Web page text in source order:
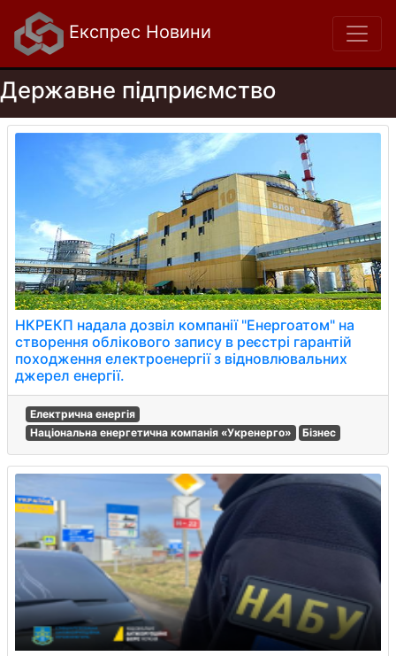
Експрес Новини
Державне підприємство
НКРЕКП надала дозвіл компанії "Енергоатом" на
створення облікового запису в реєстрі гарантій
походження електроенергії з відновлювальних
джерел енергії.
Електрична енергія
Національна енергетична компанія «Укренерго»
Бізнес